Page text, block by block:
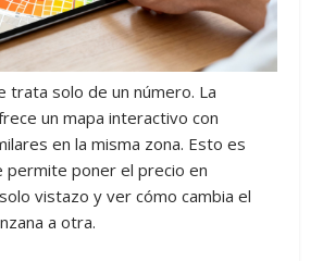
trata solo de un número. La
un mapa interactivo con
en la misma zona. Esto es
permite poner el precio en
vistazo y ver cómo cambia el
a otra.